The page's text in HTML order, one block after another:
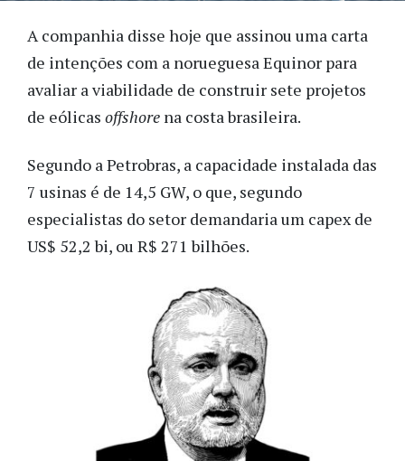
A companhia disse hoje que assinou uma carta
de intenções com a norueguesa Equinor para
avaliar a viabilidade de construir sete projetos
de eólicas offshore na costa brasileira.
Segundo a Petrobras, a capacidade instalada das
7 usinas é de 14,5 GW, o que, segundo
especialistas do setor demandaria um capex de
US$ 52,2 bi, ou R$ 271 bilhões.